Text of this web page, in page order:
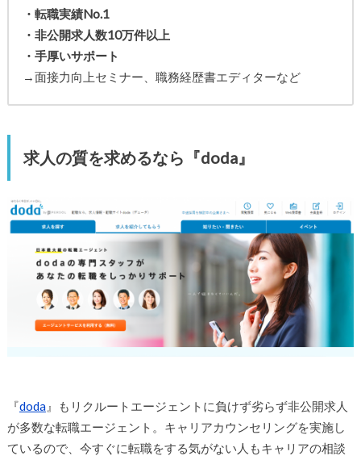
・転職実績No.1
・非公開求人数10万件以上
・手厚いサポート
→面接力向上セミナー、職務経歴書エディターなど
求人の質を求めるなら『doda』
『doda』もリクルートエージェントに負けず劣らず非公開求人
が多数な転職エージェント。キャリアカウンセリングを実施し
ているので、今すぐに転職をする気がない人もキャリアの相談